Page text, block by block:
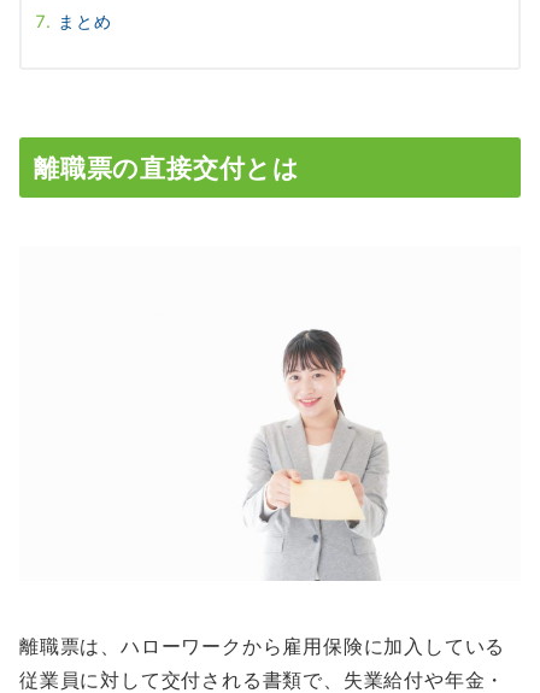
まとめ
離職票の直接交付とは
離職票は、ハローワークから雇用保険に加入している
従業員に対して交付される書類で、失業給付や年金・